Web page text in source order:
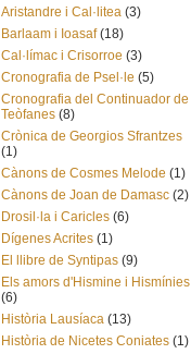
Aristandre i Cal·litea (3)
Barlaam i Ioasaf (18)
Cal·límac i Crisorroe (3)
Cronografia de Psel·le (5)
Cronografia del Continuador de
Teòfanes (8)
Crònica de Georgios Sfrantzes
(1)
Cànons de Cosmes Melode (1)
Cànons de Joan de Damasc (2)
Drosil·la i Caricles (6)
Dígenes Acrites (1)
El llibre de Syntipas (9)
Els amors d'Hismine i Hismínies
(6)
Història Lausíaca (13)
Història de Nicetes Coniates (1)